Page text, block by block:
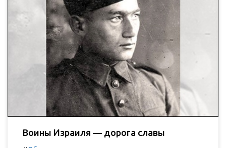
Воины Израиля — дорога славы